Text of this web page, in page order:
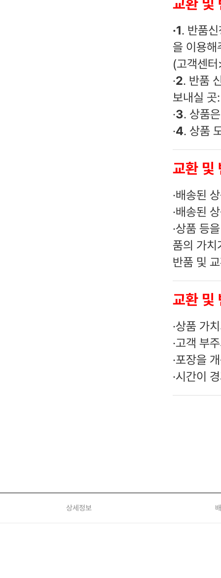
교환 및
·1. 반품
을 이용해
(고객센
·2. 반품
보내실
·3. 상품
·4. 상품
교환 및
·배송된
·배송된
·상품 등
품의 가치
반품 및
교환 및
·상품 가
·고객 부
·포장을
·시간이
상세정보